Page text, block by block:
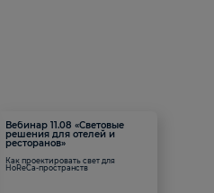
Вебинар 11.08 «Световые
решения для отелей и
ресторанов»
Как проектировать свет для
HoReCa-пространств